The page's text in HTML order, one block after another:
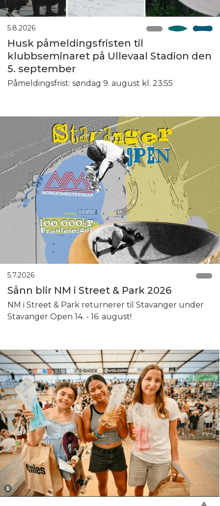
5.8.2026
Husk påmeldingsfristen til
klubbseminaret på Ullevaal Stadion den
5. september
Påmeldingsfrist: søndag 9. august kl. 23:55
5.7.2026
Sånn blir NM i Street & Park 2026
NM i Street & Park returnerer til Stavanger under
Stavanger Open 14. - 16. august!